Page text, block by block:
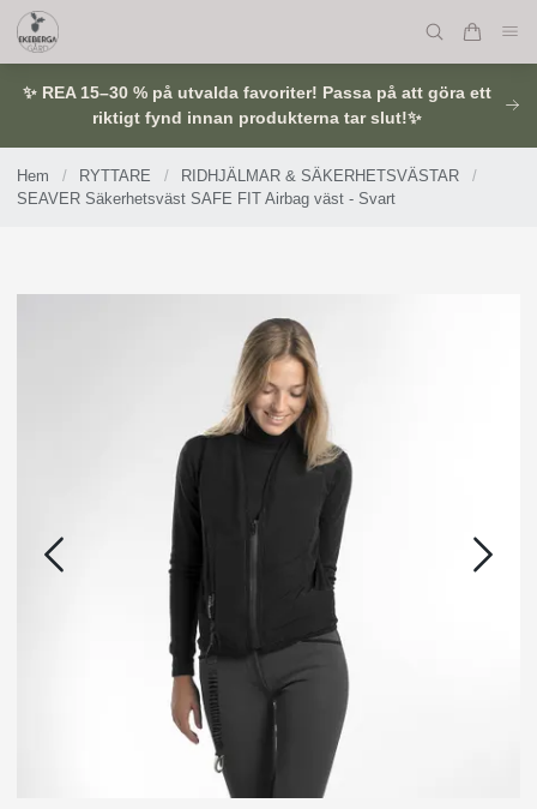
✨ REA 15–30 % på utvalda favoriter! Passa på att göra ett
riktigt fynd innan produkterna tar slut!✨
Hem / RYTTARE / RIDHJÄLMAR & SÄKERHETSVÄSTAR
/
SEAVER Säkerhetsväst SAFE FIT Airbag väst - Svart